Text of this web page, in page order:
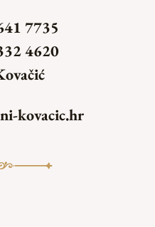
7735
4620
kovacic.hr